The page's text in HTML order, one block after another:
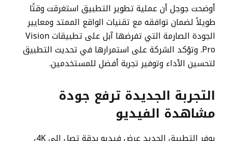
أوضحت جوجل أن عملية تطوير التطبيق استغرقت وقتًا
طويلاً لضمان توافقه مع تقنيات الواقع الممتد ومعايير
الجودة الصارمة التي تفرضها آبل على تطبيقات Vision
Pro. وتؤكد الشركة على استمرارها في تحديث التطبيق
لتحسين الأداء وتوفير تجربة أفضل للمستخدمين.
التجربة الجديدة ترفع جودة
مشاهدة الفيديو